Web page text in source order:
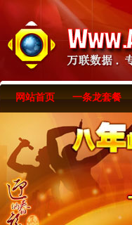
网站首页 一条龙套餐